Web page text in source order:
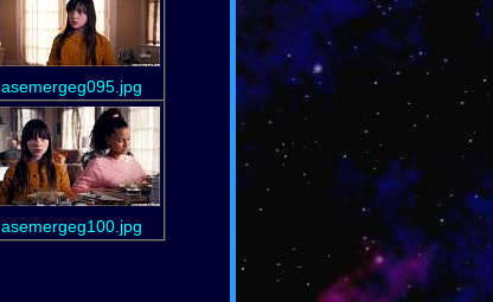
asemergeg095.jpg
asemergeg100.jpg